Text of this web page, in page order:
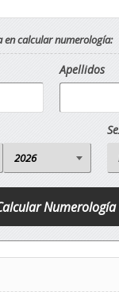
en calcular numerología:
Apellidos